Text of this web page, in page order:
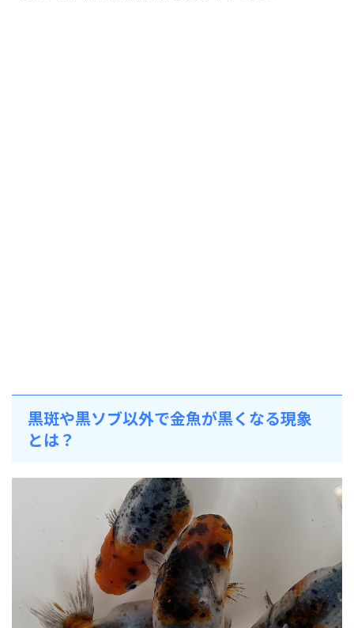
黒斑や黒ソブ以外で金魚が黒くなる現象
とは？